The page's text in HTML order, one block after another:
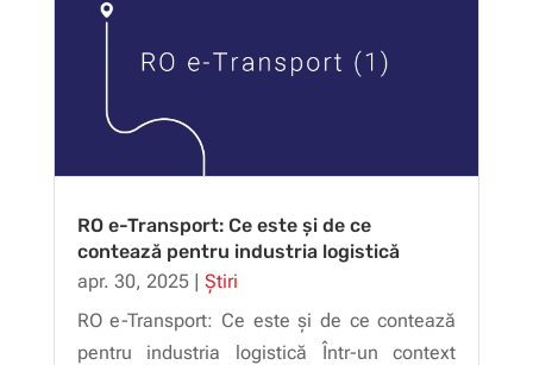
RO e-Transport: Ce este și de ce
contează pentru industria logistică
apr. 30, 2025| Știri
RO e-Transport: Ce este și de ce contează
pentru industria logistică Într-un context